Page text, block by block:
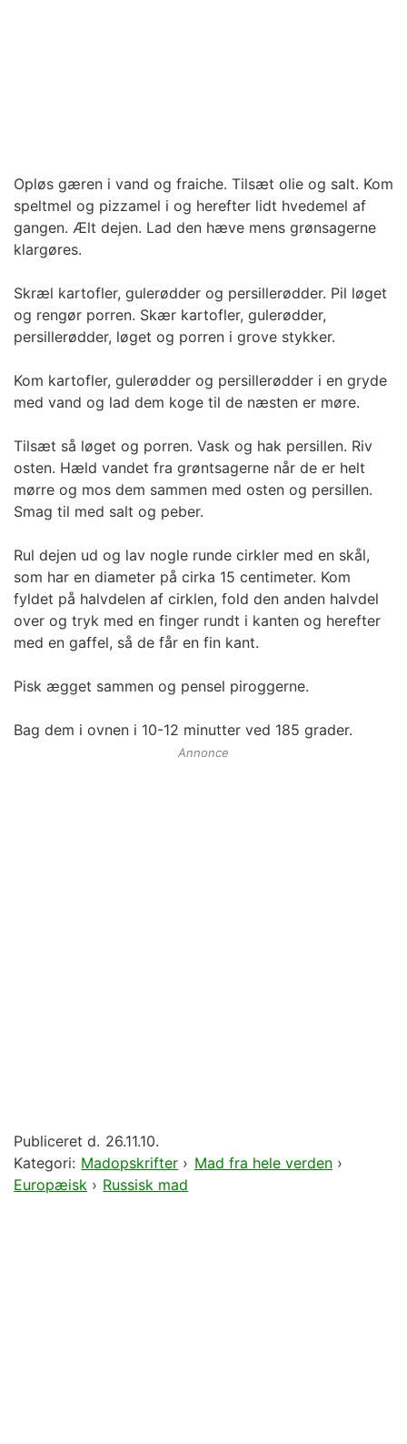
Opløs gæren i vand og fraiche. Tilsæt olie og salt. Kom
speltmel og pizzamel i og herefter lidt hvedemel af
gangen. Ælt dejen. Lad den hæve mens grønsagerne
klargøres.
Skræl kartofler, gulerødder og persillerødder. Pil løget
og rengør porren. Skær kartofler, gulerødder,
persillerødder, løget og porren i grove stykker.
Kom kartofler, gulerødder og persillerødder i en gryde
med vand og lad dem koge til de næsten er møre.
Tilsæt så løget og porren. Vask og hak persillen. Riv
osten. Hæld vandet fra grøntsagerne når de er helt
mørre og mos dem sammen med osten og persillen.
Smag til med salt og peber.
Rul dejen ud og lav nogle runde cirkler med en skål,
som har en diameter på cirka 15 centimeter. Kom
fyldet på halvdelen af cirklen, fold den anden halvdel
over og tryk med en finger rundt i kanten og herefter
med en gaffel, så de får en fin kant.
Pisk ægget sammen og pensel piroggerne.
Bag dem i ovnen i 10-12 minutter ved 185 grader.
Annonce
Publiceret d. 26.11.10.
Kategori: Madopskrifter › Mad fra hele verden›
Europæisk › Russisk mad